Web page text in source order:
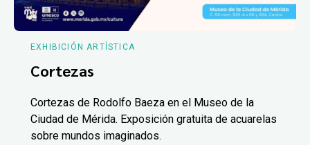
EXHIBICIÓN ARTÍSTICA
Cortezas
Cortezas de Rodolfo Baeza en el Museo de la
Ciudad de Mérida. Exposición gratuita de acuarelas
sobre mundos imaginados.